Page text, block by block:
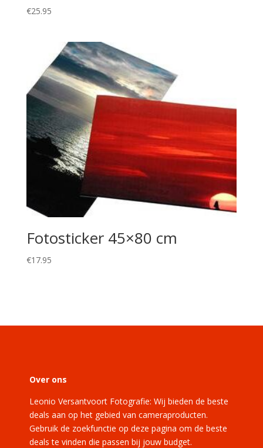
€25.95
Fotosticker 45×80 cm
€17.95
Over ons
Leonio Versantvoort Fotografie: Wij bieden de beste
deals aan op het gebied van cameraproducten.
Gebruik de zoekfunctie op deze pagina om de beste
deals te vinden die passen bij jouw budget.